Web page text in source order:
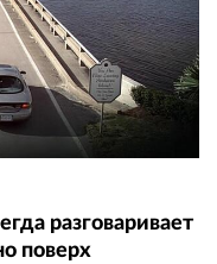
разговаривает
поверх